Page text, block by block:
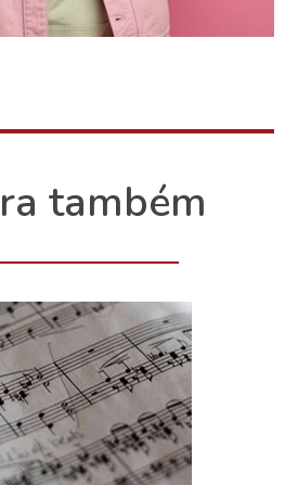
também